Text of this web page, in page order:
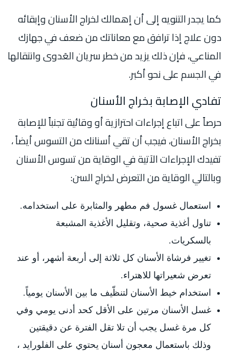
كما يجدر التنويه إلى أن إهمالك لخراج الأسنان وإبقائه
دون علاج إذا ترافق مع معاناتك من ضعف في جهازك
المناعي، فإن ذلك يزيد من خطر سريان العَدوى وانتقالها
في الجسم على نحو أكبر.
تفادي الإصابة بخراج الأسنان
حرصاً على اتباع إجراءات احترازية أو وقائية تجنباً للإصابة
بخراج الأسنان، فيجب أن تقي أسنانك من التسوس أيضاً ،
تفيدك الإجراءات الآتية في الوقاية من تسوس الأسنان
وبالتالي الوقاية من التعرض لخراج السن:
استعمال غسول فم مطهر والمثابرة على استخدامه.
تناول أغذية صحية، وتقليل الأغذية المشبعة
بالسكريات.
تغيير فرشاة الأسنان كل ثلاثة إلى أربعة أشهر، أو عند
تعرض شعيراتها للاهتراء.
استخدام خيط الأسنان لتنظّيف ما بين الأسنان يومياً.
غسل الأسنان مرتين على الأقل كحد أدنى يومي وفي
كل مرة غسل يجب أن تلا تقل الفترة عن دقيقتين
وذلك باستعمال معجون أسنان يحتوي على الفلورايد ،